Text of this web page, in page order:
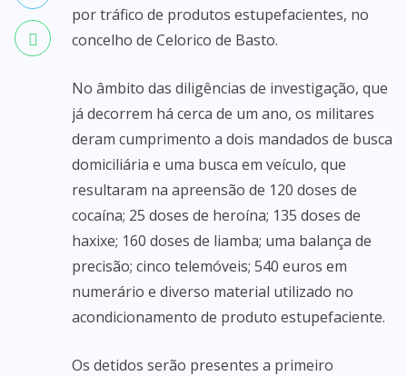
por tráfico de produtos estupefacientes, no
concelho de Celorico de Basto.
No âmbito das diligências de investigação, que
já decorrem há cerca de um ano, os militares
deram cumprimento a dois mandados de busca
domiciliária e uma busca em veículo, que
resultaram na apreensão de 120 doses de
cocaína; 25 doses de heroína; 135 doses de
haxixe; 160 doses de liamba; uma balança de
precisão; cinco telemóveis; 540 euros em
numerário e diverso material utilizado no
acondicionamento de produto estupefaciente.
Os detidos serão presentes a primeiro